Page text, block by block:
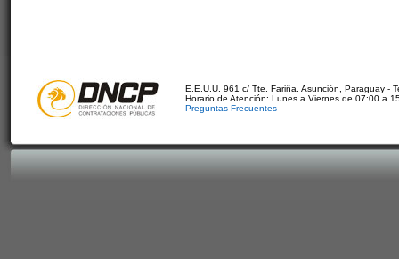
E.E.U.U. 961 c/ Tte. Fariña. Asunción, Paraguay -
Horario de Atención: Lunes a Viernes de 07:00 a
Preguntas Frecuentes